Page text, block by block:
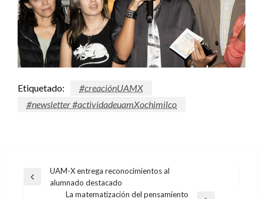
Etiquetado:
#creaciónUAMX
#newsletter #actividadeuamXochimilco
Navegación
Entrada
UAM-X entrega reconocimientos al
alumnado destacado
La matematización del pensamiento